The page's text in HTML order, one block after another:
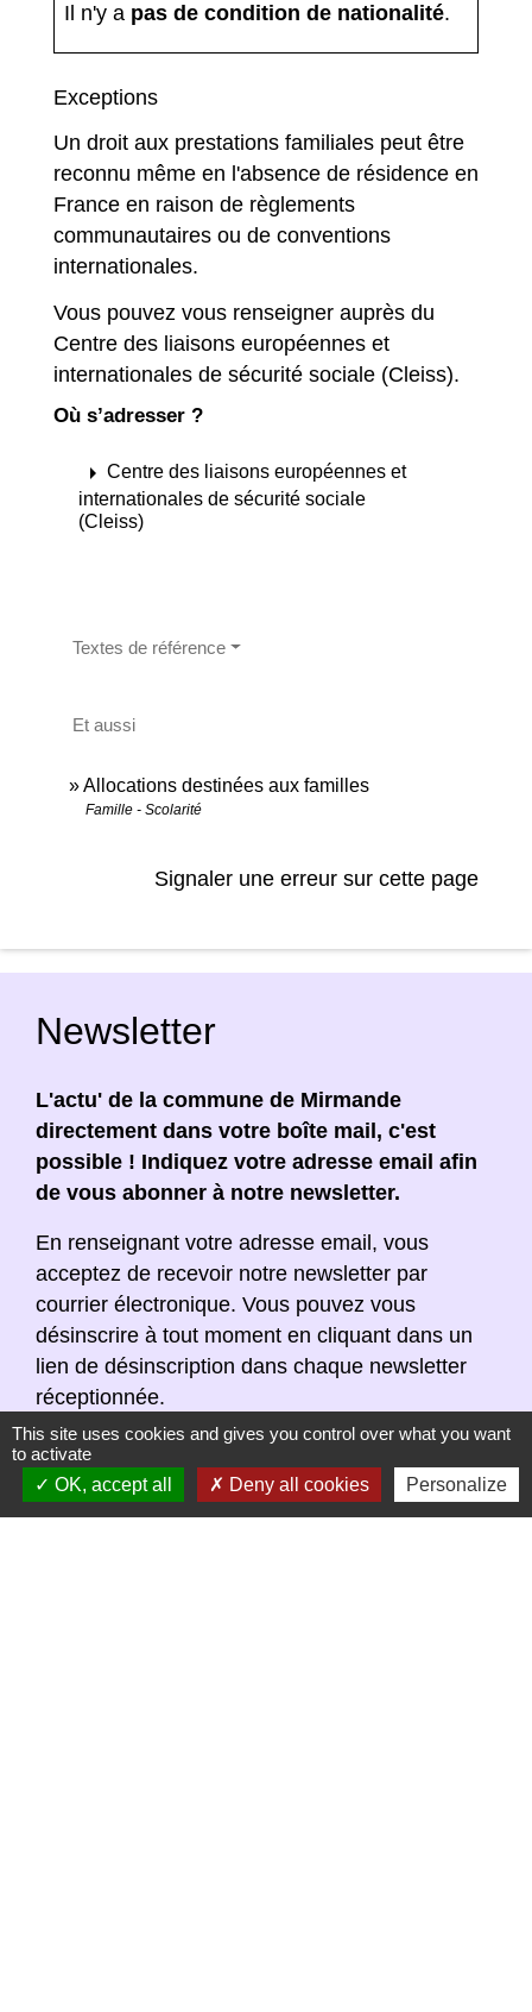
Il n'y a pas de condition de nationalité.
Exceptions
Un droit aux prestations familiales peut être
reconnu même en l'absence de résidence en
France en raison de règlements
communautaires ou de conventions
internationales.
Vous pouvez vous renseigner auprès du
Centre des liaisons européennes et
internationales de sécurité sociale (Cleiss).
Où s’adresser ?
arrow_right Centre des liaisons européennes et
internationales de sécurité sociale
(Cleiss)
Textes de référence
Et aussi
Allocations destinées aux familles
Famille - Scolarité
Signaler une erreur sur cette page
Newsletter
L'actu' de la commune de Mirmande
directement dans votre boîte mail, c'est
possible ! Indiquez votre adresse email afin
de vous abonner à notre newsletter.
En renseignant votre adresse email, vous
acceptez de recevoir notre newsletter par
courrier électronique. Vous pouvez vous
désinscrire à tout moment en cliquant dans un
lien de désinscription dans chaque newsletter
réceptionnée.
This site uses cookies and gives you control over what you want
to activate
OK, accept all
Deny all cookies Personalize